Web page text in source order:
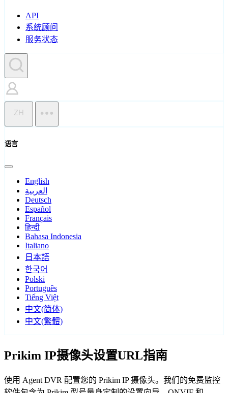
API
系统顾问
服务状态
ZH
语言
English
العربية
Deutsch
Español
Français
हिन्दी
Bahasa Indonesia
Italiano
日本語
한국어
Polski
Português
Tiếng Việt
中文(简体)
中文(繁體)
Prikim IP摄像头设置URL指南
使用 Agent DVR 配置您的 Prikim IP 摄像头。我们的免费监控